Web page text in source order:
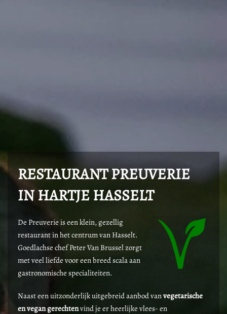
RESTAURANT PREUVERIE
IN HARTJE HASSELT
De Preuverie is een klein, gezellig
restaurant in het centrum van Hasselt.
Goedlachse chef Peter Van Brussel zorgt
met veel liefde voor een breed scala aan
gastronomische specialiteiten.
Naast een uitzonderlijk uitgebreid aanbod vanvegetarische
en vegan gerechtenvind je er heerlijke vlees- en